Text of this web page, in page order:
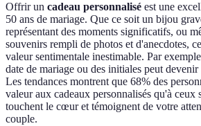
Offrir un cadeau personnalisé est une
50 ans de mariage. Que ce soit un bijou
représentant des moments significatifs, ou
souvenirs rempli de photos et d'anecdotes,
valeur sentimentale inestimable. Par
date de mariage ou des initiales peut
Les tendances montrent que 68% des
valeur aux cadeaux personnalisés qu'à ceux
touchent le cœur et témoignent de votre
couple.